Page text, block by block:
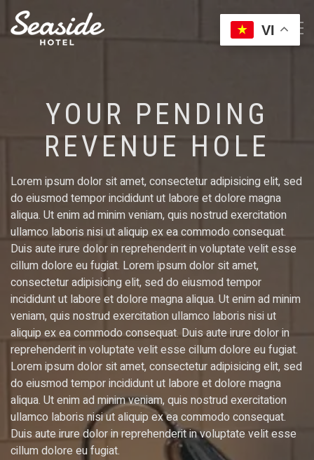
YOUR PENDING
REVENUE HOLE
Lorem ipsum dolor sit amet, consectetur adipisicing elit, sed
do eiusmod tempor incididunt ut labore et dolore magna
aliqua. Ut enim ad minim veniam, quis nostrud exercitation
ullamco laboris nisi ut aliquip ex ea commodo consequat.
Duis aute irure dolor in reprehenderit in voluptate velit esse
cillum dolore eu fugiat. Lorem ipsum dolor sit amet,
consectetur adipisicing elit, sed do eiusmod tempor
incididunt ut labore et dolore magna aliqua. Ut enim ad minim
veniam, quis nostrud exercitation ullamco laboris nisi ut
aliquip ex ea commodo consequat. Duis aute irure dolor in
reprehenderit in voluptate velit esse cillum dolore eu fugiat.
Lorem ipsum dolor sit amet, consectetur adipisicing elit, sed
do eiusmod tempor incididunt ut labore et dolore magna
aliqua. Ut enim ad minim veniam, quis nostrud exercitation
ullamco laboris nisi ut aliquip ex ea commodo consequat.
Duis aute irure dolor in reprehenderit in voluptate velit esse
cillum dolore eu fugiat.
VI